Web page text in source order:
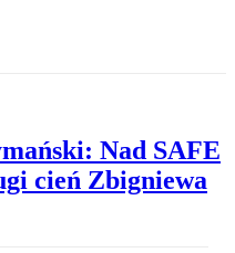
Nad SAFE
cień Zbigniewa